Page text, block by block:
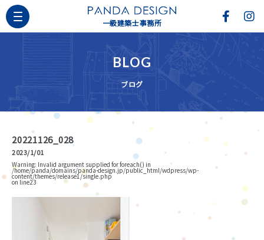
一級建築士事務所
BLOG
ブログ
20221126_028
2023/1/01
Warning: Invalid argument supplied for foreach() in
/home/panda/domains/panda-design.jp/public_html/wdpress/wp-
content/themes/release1/single.php
on line23